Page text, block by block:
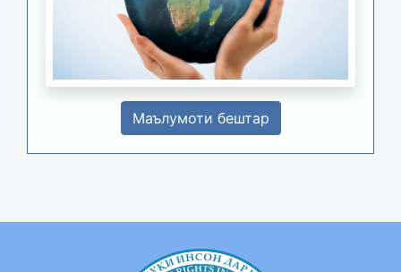
Маълумоти бештар